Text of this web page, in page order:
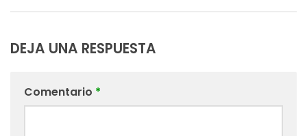
DEJA UNA RESPUESTA
Comentario *